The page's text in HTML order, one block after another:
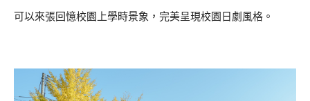
可以來張回憶校園上學時景象，完美呈現校園日劇風格。